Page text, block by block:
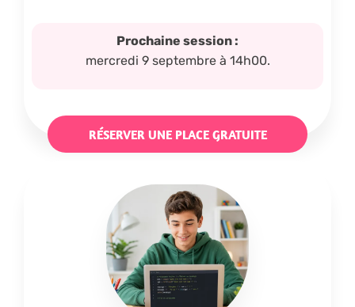
Prochaine session :
mercredi 9 septembre à 14h00.
RÉSERVER UNE PLACE GRATUITE